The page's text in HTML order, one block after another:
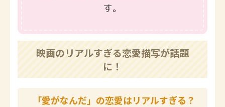
す。
映画のリアルすぎる恋愛描写が話題
に！
「愛がなんだ」の恋愛はリアルすぎる？